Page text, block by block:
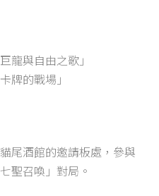
龍與自由之歌」
牌的戰場」
尾酒館的邀請板處，參與
聖召喚」對局。